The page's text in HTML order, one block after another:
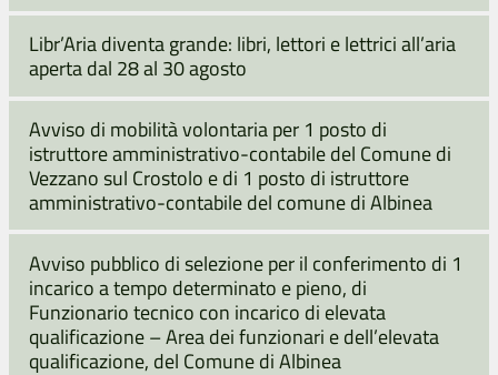
Libr’Aria diventa grande: libri, lettori e lettrici all’aria
aperta dal 28 al 30 agosto
Avviso di mobilità volontaria per 1 posto di
istruttore amministrativo-contabile del Comune di
Vezzano sul Crostolo e di 1 posto di istruttore
amministrativo-contabile del comune di Albinea
Avviso pubblico di selezione per il conferimento di 1
incarico a tempo determinato e pieno, di
Funzionario tecnico con incarico di elevata
qualificazione – Area dei funzionari e dell’elevata
qualificazione, del Comune di Albinea